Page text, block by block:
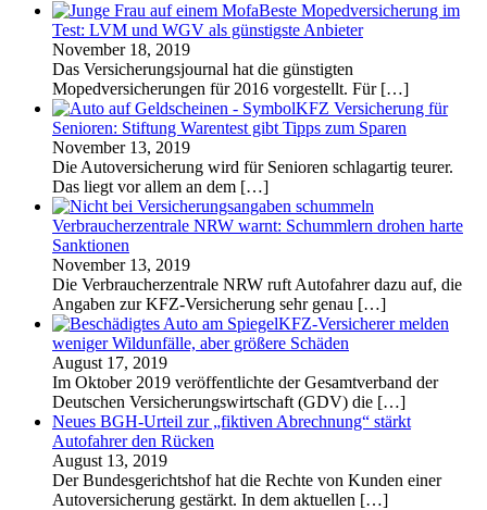
Beste Mopedversicherung im
Test: LVM und WGV als günstigste Anbieter
November 18, 2019
Das Versicherungsjournal hat die günstigten
Mopedversicherungen für 2016 vorgestellt. Für […]
KFZ Versicherung für
Senioren: Stiftung Warentest gibt Tipps zum Sparen
November 13, 2019
Die Autoversicherung wird für Senioren schlagartig teurer.
Das liegt vor allem an dem […]
Verbraucherzentrale NRW warnt: Schummlern drohen harte
Sanktionen
November 13, 2019
Die Verbraucherzentrale NRW ruft Autofahrer dazu auf, die
Angaben zur KFZ-Versicherung sehr genau […]
KFZ-Versicherer melden
weniger Wildunfälle, aber größere Schäden
August 17, 2019
Im Oktober 2019 veröffentlichte der Gesamtverband der
Deutschen Versicherungswirtschaft (GDV) die […]
Neues BGH-Urteil zur „fiktiven Abrechnung“ stärkt
Autofahrer den Rücken
August 13, 2019
Der Bundesgerichtshof hat die Rechte von Kunden einer
Autoversicherung gestärkt. In dem aktuellen […]